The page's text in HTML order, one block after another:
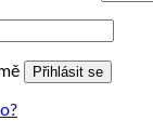
Přihlásit se